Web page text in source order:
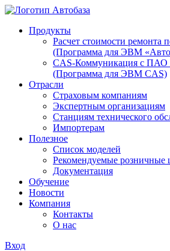
Продукты
Расчет стоимости
(Программа для ЭВМ
CAS-Коммуникация с ПАО
(Программа для ЭВМ CAS)
Отрасли
Страховым компаниям
Экспертным организациям
Станциям технического
Импортерам
Полезное
Список моделей
Рекомендуемые розничные
Документация
Обучение
Новости
Компания
Контакты
О нас
Вход